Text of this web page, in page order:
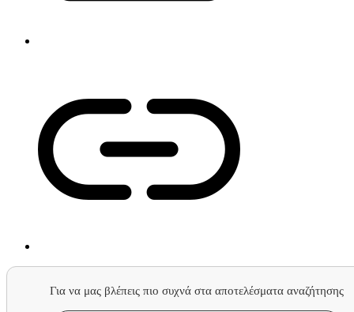
Για να μας βλέπεις πιο συχνά στα αποτελέσματα αναζήτησης